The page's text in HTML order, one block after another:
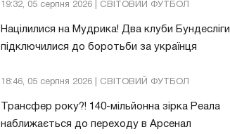
19:32, 05 серпня 2026 | СВІТОВИЙ ФУТБОЛ
Націлилися на Мудрика! Два клуби Бундесліги
підключилися до боротьби за українця
18:46, 05 серпня 2026 | СВІТОВИЙ ФУТБОЛ
Трансфер року?! 140-мільйонна зірка Реала
наближається до переходу в Арсенал